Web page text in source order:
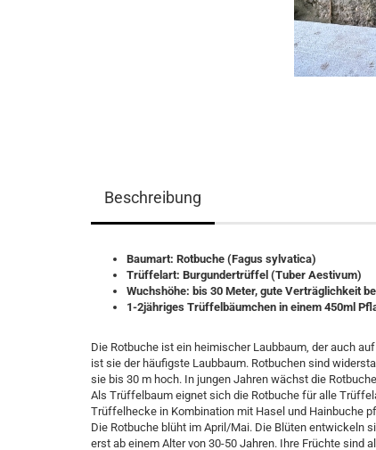
Beschreibung
Baumart: Rotbuche (Fagus sylvatica)
Trüffelart: Burgundertrüffel (Tuber Aestivum)
Wuchshöhe: bis 30 Meter, gute Verträglichkeit
1-2jähriges Trüffelbäumchen in einem 450ml
Die Rotbuche ist ein heimischer Laubbaum, der auch
ist sie der häufigste Laubbaum. Rotbuchen sind
sie bis 30 m hoch. In jungen Jahren wächst die
Als Trüffelbaum eignet sich die Rotbuche für alle
Trüffelhecke in Kombination mit Hasel und Hainbuche
Die Rotbuche blüht im April/Mai. Die Blüten entwickeln
erst ab einem Alter von 30-50 Jahren. Ihre Früchte sind